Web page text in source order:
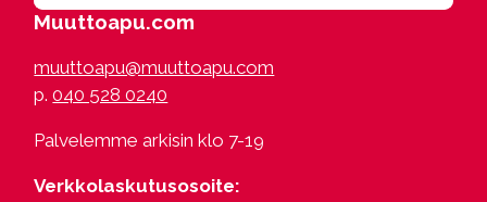
Kangasala
Kotka
Kuusankoski
Lempäälä
Loviisa
Kesälahti
Kitee
Lappeenranta
Luumäki
Mikkeli
Seinäjoki
Turku
Vaasa
Kittilä
Kuusamo
Oulu
Saariselkä
Muuttoapu.com
muuttoapu@muuttoapu.com
p.040 528 0240
Palvelemme arkisin klo 7-19
Verkkolaskutusosoite: